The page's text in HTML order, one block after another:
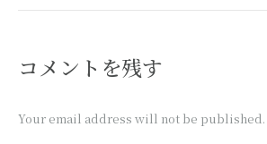
コメントを残す
Your email address will not be published.